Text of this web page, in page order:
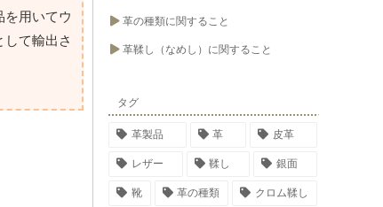
用いてウ
て輸出さ
革の種類に関すること
革鞣し（なめし）に関すること
タグ
革製品 革 皮革
レザー 鞣し 銀面
靴 革の種類 クロム鞣し